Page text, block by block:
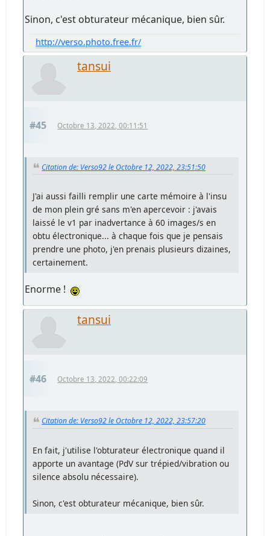
Sinon, c'est obturateur mécanique, bien sûr.
http://verso.photo.free.fr/
tansui
#45 Octobre 13, 2022, 00:11:51
Citation de: Verso92 le Octobre 12, 2022, 23:51:50
J'ai aussi failli remplir une carte mémoire à l'insu
de mon plein gré sans m'en apercevoir : j'avais
laissé le v1 par inadvertance à 60 images/s en
obtu électronique... à chaque fois que je pensais
prendre une photo, j'en prenais plusieurs dizaines,
certainement.
Enorme !
tansui
#46 Octobre 13, 2022, 00:22:09
Citation de: Verso92 le Octobre 12, 2022, 23:57:20
En fait, j'utilise l'obturateur électronique quand il
apporte un avantage (PdV sur trépied/vibration ou
silence absolu nécessaire).
Sinon, c'est obturateur mécanique, bien sûr.